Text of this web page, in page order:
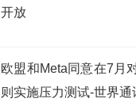
开放
欧盟和Meta同意在7月
则实施压力测试-世界通